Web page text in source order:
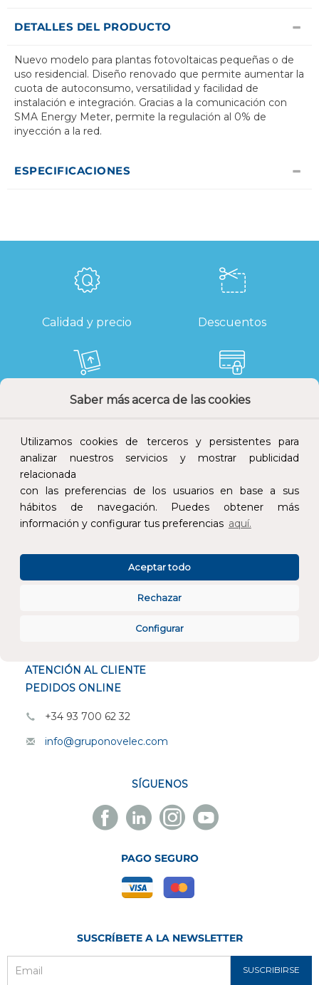
Saber más acerca de las cookies
Utilizamos cookies de terceros y persistentes para
analizar nuestros servicios y mostrar publicidad
relacionada
con las preferencias de los usuarios en base a sus
hábitos de navegación. Puedes obtener más
información y configurar tus preferencias aquí.
Configurar
Rechazar
Aceptar todo
DETALLES DEL PRODUCTO
Nuevo modelo para plantas fotovoltaicas pequeñas o de
uso residencial. Diseño renovado que permite aumentar la
cuota de autoconsumo, versatilidad y facilidad de
instalación e integración. Gracias a la comunicación con
SMA Energy Meter, permite la regulación al 0% de
inyección a la red.
ESPECIFICACIONES
Calidad y precio Descuentos
Devoluciones Pago seguro
Atención al cliente
ATENCIÓN AL CLIENTE
PEDIDOS ONLINE
+34 93 700 62 32
info@gruponovelec.com
SÍGUENOS
Facebook
Novelec
Linkedin
Novelec
Instagram
Novelec
Youtube
Novelec
PAGO SEGURO
SUSCRÍBETE A LA NEWSLETTER
SUSCRIBIRSE